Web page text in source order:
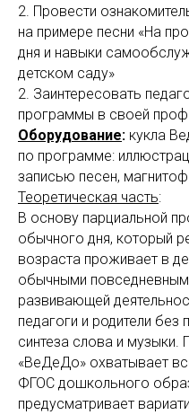
2. Провести
на примере песни «На
дня и навыки
детском саду»
2. Заинтересовать
программы в своей
Оборудование: кукла
по программе:
записью песен,
Теоретическая часть:
В основу парциальной
обычного дня, который
возраста проживает в
обычными
развивающей
педагоги и родители без
синтеза слова и музыки.
«ВеДеДо» охватывает
ФГОС дошкольного
предусматривает